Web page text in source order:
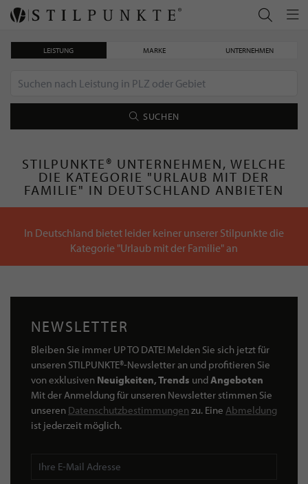
LEISTUNG MARKE UNTERNEHMEN
SUCHEN
STILPUNKTE® UNTERNEHMEN, WELCHE
DIE KATEGORIE "URLAUB MIT DER
FAMILIE" IN DEUTSCHLAND ANBIETEN
In Deutschland bietet leider keiner unserer Stilpunkte die
Kategorie "Urlaub mit der Familie" an
NEWSLETTER
Bleiben Sie immer UP TO DATE! Melden Sie sich jetzt für
unseren STILPUNKTE®-Newsletter an und profitieren Sie
von exklusiven Neuigkeiten, Trends undAngeboten
Mit der Anmeldung für unseren Newsletter stimmen Sie
unseren Datenschutzbestimmungen zu. Eine Abmeldung
ist jederzeit möglich.